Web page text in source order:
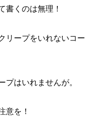
書くのは無理！
リープをいれないコー
プはいれませんが。
意を！